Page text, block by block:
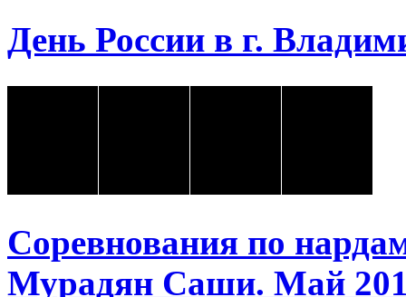
День России в г.
Соревнования по
Мурадян Саши. Май